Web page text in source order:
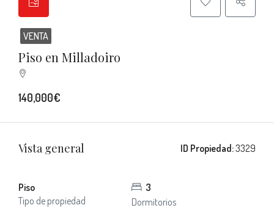
VENTA
Piso en Milladoiro
140,000€
Vista general ID Propiedad:3329
Piso
Tipo de propiedad
3
Dormitorios